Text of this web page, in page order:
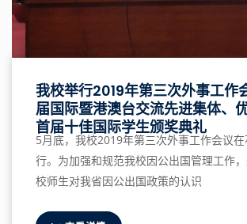
我校举行2019年第三次外事工作
届国际暨港澳台交流先进集体、
首届十佳国际学生颁奖典礼
5月底，我校2019年第三次外事工作会议
行。为加强和规范我校因公出国管理工作
校师生对我省因公出国政策的认识